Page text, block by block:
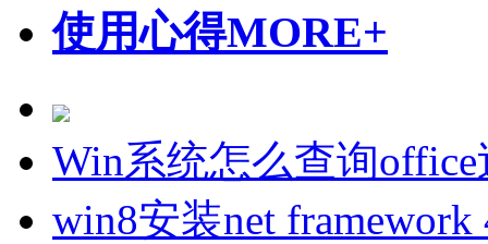
使用心得MORE+
Win系统怎么查询
win8安装net